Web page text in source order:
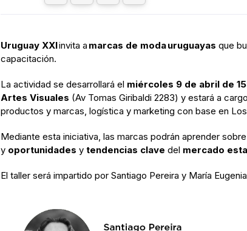
Uruguay XXIinvita a marcas de modauruguayas que
capacitación.
La actividad se desarrollará el miércoles 9 de abril de
Artes Visuales (Av Tomas Giribaldi 2283) y estará a
productos y marcas, logística y marketing con base en
Mediante esta iniciativa, las marcas podrán aprender sobre
y oportunidades y tendencias clave del mercado
El taller será impartido por Santiago Pereira y María